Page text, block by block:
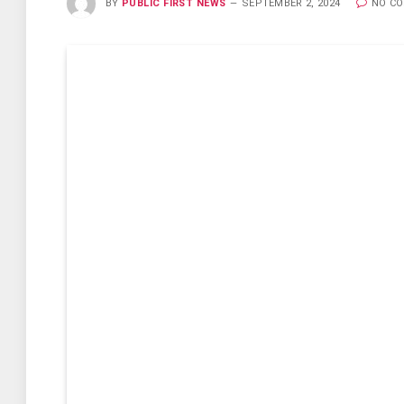
BY PUBLIC FIRST NEWS SEPTEMBER 2, 2024 NO